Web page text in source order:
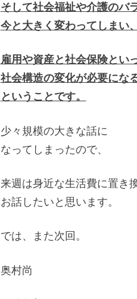
そして社会福祉や介護のバ
今と大きく変わってしまい、
雇用や資産と社会保険とい
社会構造の変化が必要になる
ということです。
少々規模の大きな話に
なってしまったので、
来週は身近な生活費に置き
お話したいと思います。
では、また次回。
奥村尚